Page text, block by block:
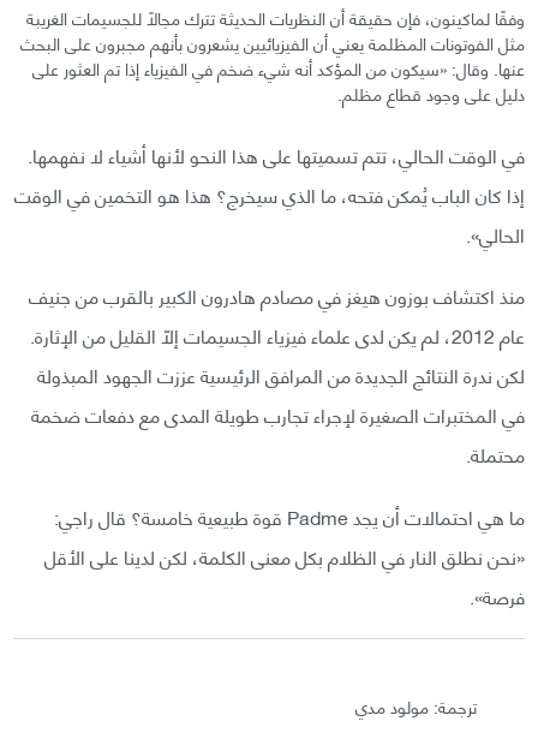
وفقًا لماكينون، فإن حقيقة أن النظريات الحديثة تترك مجالًا للجسيمات الغريبة
مثل الفوتونات المظلمة يعني أن الفيزيائيين يشعرون بأنهم مجبرون على البحث
عنها. وقال: «سيكون من المؤكد أنه شيء ضخم في الفيزياء إذا تم العثور على
دليل على وجود قطاع مظلم.
في الوقت الحالي، تتم تسميتها على هذا النحو لأنها أشياء لا نفهمها.
إذا كان الباب يُمكن فتحه، ما الذي سيخرج؟ هذا هو التخمين في الوقت
الحالي».
منذ اكتشاف بوزون هيغز في مصادم هادرون الكبير بالقرب من جنيف
عام 2012، لم يكن لدى علماء فيزياء الجسيمات إلّا القليل من الإثارة.
لكن ندرة النتائج الجديدة من المرافق الرئيسية عززت الجهود المبذولة
في المختبرات الصغيرة لإجراء تجارب طويلة المدى مع دفعات ضخمة
محتملة.
ما هي احتمالات أن يجد Padme قوة طبيعية خامسة؟ قال راجي:
«نحن نطلق النار في الظلام بكل معنى الكلمة، لكن لدينا على الأقل
فرصة».
ترجمة: مولود مدي